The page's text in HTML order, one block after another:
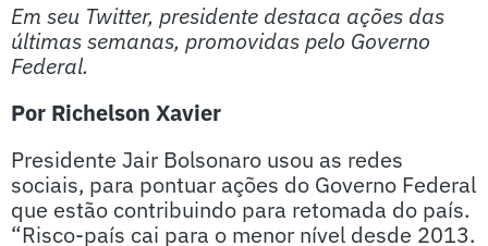
Em seu Twitter, presidente destaca ações das
últimas semanas, promovidas pelo Governo
Federal.
Por Richelson Xavier
Presidente Jair Bolsonaro usou as redes
sociais, para pontuar ações do Governo Federal
que estão contribuindo para retomada do país.
“Risco-país cai para o menor nível desde 2013.